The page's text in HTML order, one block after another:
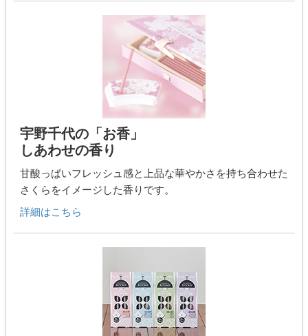
宇野千代の「お香」
しあわせの香り
甘酸っぱいフレッシュ感と上品な華やかさを持ち合わせた
さくらをイメージした香りです。
詳細はこちら